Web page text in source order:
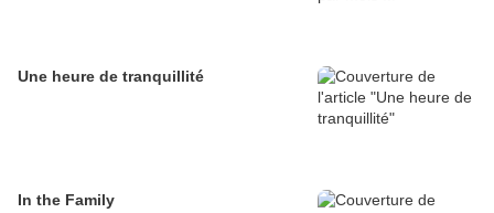
Une heure de tranquillité
In the Family